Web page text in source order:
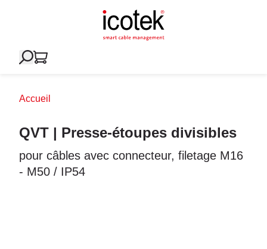
Accueil
QVT | Presse-étoupes divisibles
pour câbles avec connecteur, filetage M16
- M50 / IP54